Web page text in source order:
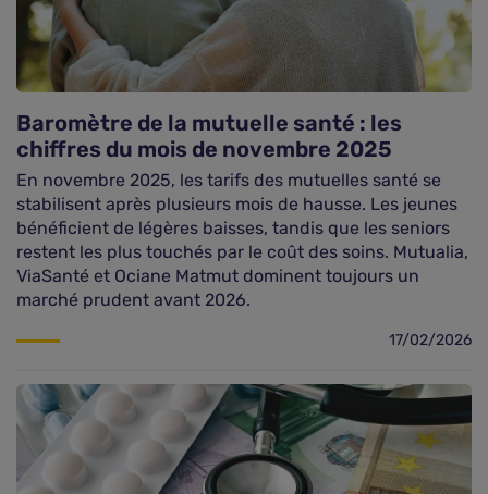
Baromètre de la mutuelle santé : les
chiffres du mois de novembre 2025
En novembre 2025, les tarifs des mutuelles santé se
stabilisent après plusieurs mois de hausse. Les jeunes
bénéficient de légères baisses, tandis que les seniors
restent les plus touchés par le coût des soins. Mutualia,
ViaSanté et Ociane Matmut dominent toujours un
marché prudent avant 2026.
17/02/2026